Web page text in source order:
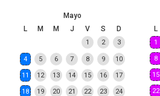
Mayo
L
M M J V S D
1 2 3
4 5 6 7 8 9 10
11 12 13 14 15 16 17
18 19 20 21 22 23 24
L
1
8
15
22